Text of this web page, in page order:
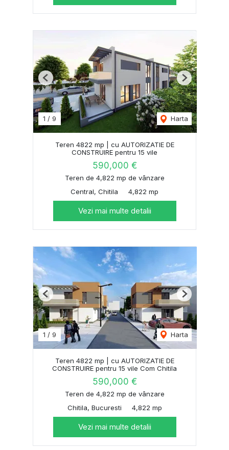
1 / 9 Harta
Previous Next
Teren 4822 mp | cu AUTORIZATIE DE
CONSTRUIRE pentru 15 vile
590,000 €
Teren de 4,822 mp de vânzare
Central, Chitila
4,822 mp
Vezi mai multe detalii
1 / 9 Harta
Previous Next
Teren 4822 mp | cu AUTORIZATIE DE
CONSTRUIRE pentru 15 vile Com Chitila
590,000 €
Teren de 4,822 mp de vânzare
Chitila, Bucuresti
4,822 mp
Vezi mai multe detalii